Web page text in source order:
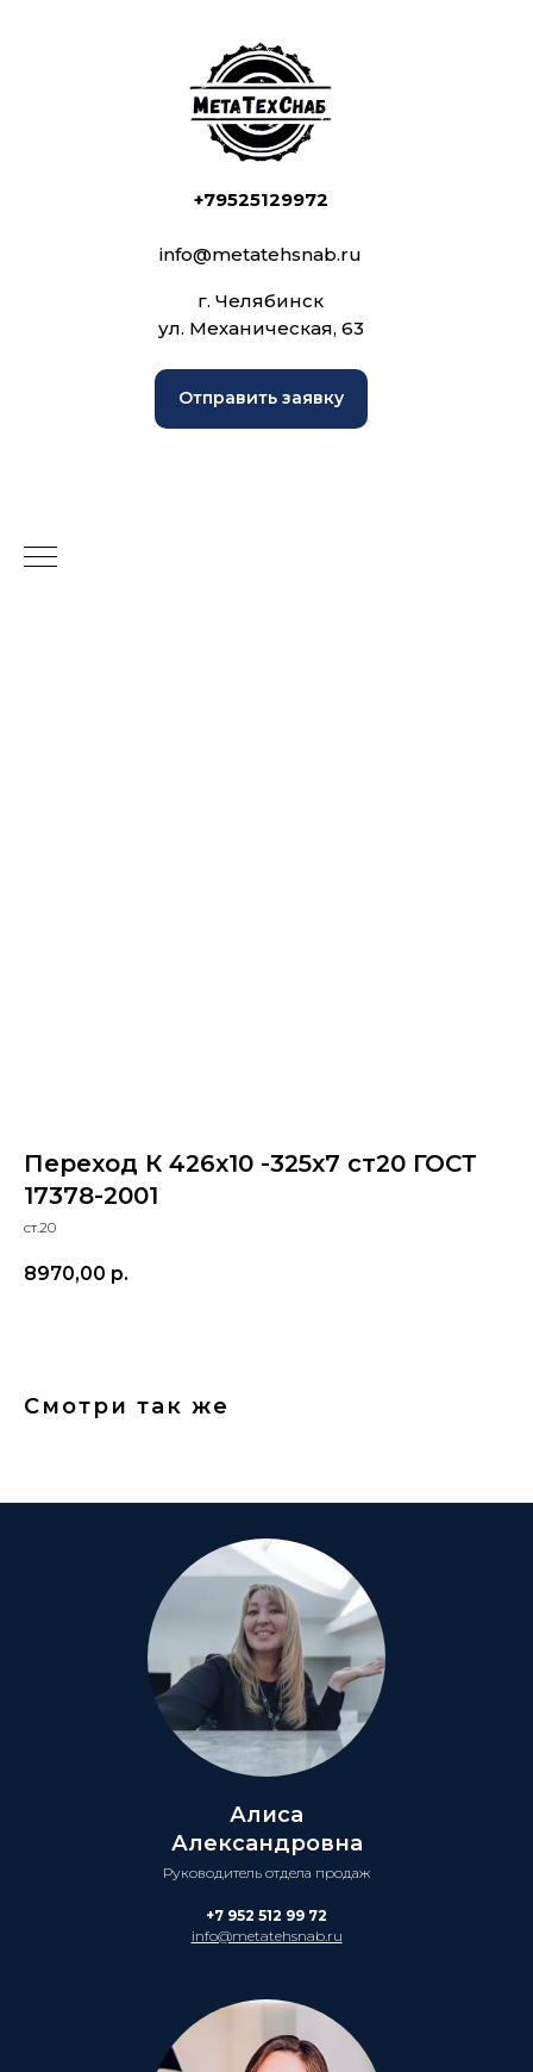
+79525129972
info@metatehsnab.ru
г. Челябинск
ул. Механическая, 63
Отправить заявку
Переход К 426х10 -325х7 ст20 ГОСТ
17378-2001
ст.20
8970,00 р.
Смотри так же
Алиса
Александровна
Руководитель отдела продаж
+7 952 512 99 72
info@metatehsnab.ru